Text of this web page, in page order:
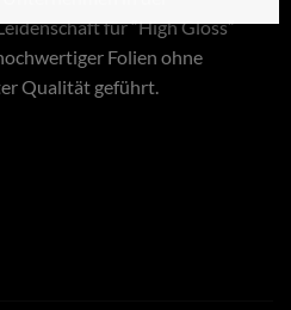
für “High Gloss”
Folien ohne
Qualität geführt.